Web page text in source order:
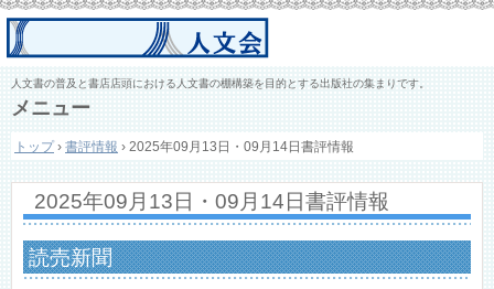
人文書の普及と書店店頭における人文書の棚構築を目的とする出版社の集まりです。
メニュー
ン
ン
へ
ス
キ
トップ › 書評情報 › 2025年09月13日・09月14日書評情報
2025年09月13日・09月14日書評情報
読売新聞